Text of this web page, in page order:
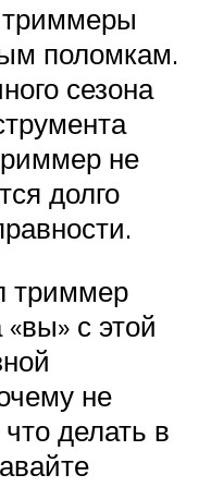
триммеры
поломкам.
сезона
не
долго
триммер
с этой
не
делать в